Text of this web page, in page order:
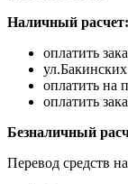
Наличный расчет:
оплатить
оплатить на
оплатить
Безналичный
Перевод средств